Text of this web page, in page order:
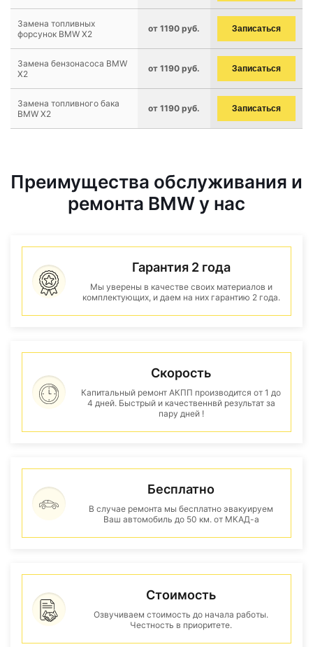
Замена топливных
форсунок BMW X2
от 1190 руб. Записаться
Замена бензонасоса BMW
X2
от 1190 руб. Записаться
Замена топливного бака
BMW X2
от 1190 руб. Записаться
Преимущества обслуживания и
ремонта BMW у нас
Гарантия 2 года
Мы уверены в качестве своих материалов и
комплектующих, и даем на них гарантию 2 года.
Скорость
Капитальный ремонт АКПП производится от 1 до
4 дней. Быстрый и качественнвй результат за
пару дней !
Бесплатно
В случае ремонта мы бесплатно эвакуируем
Ваш автомобиль до 50 км. от МКАД-а
Стоимость
Озвучиваем стоимость до начала работы.
Честность в приоритете.